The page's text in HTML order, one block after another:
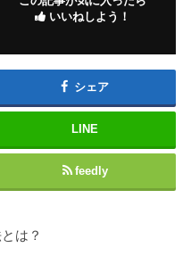
いいねしよう！
シェア
LINE
feedly
は？